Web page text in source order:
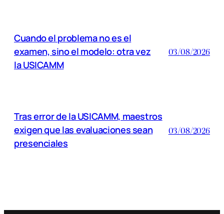
Cuando el problema no es el
examen, sino el modelo: otra vez
la USICAMM
03/08/2026
Tras error de la USICAMM, maestros
exigen que las evaluaciones sean
presenciales
03/08/2026